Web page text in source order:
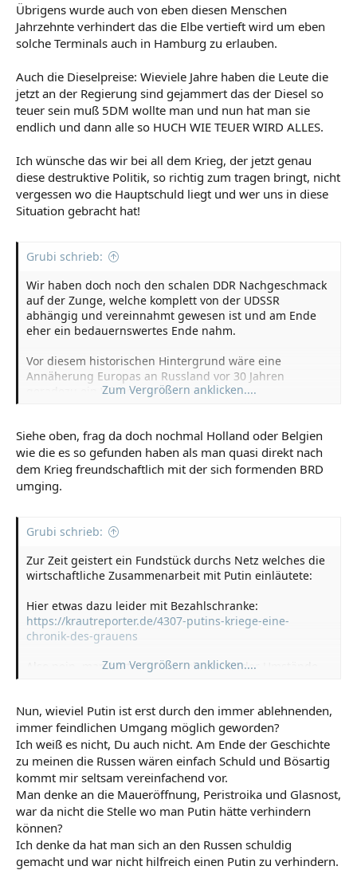
Übrigens wurde auch von eben diesen Menschen
Jahrzehnte verhindert das die Elbe vertieft wird um eben
solche Terminals auch in Hamburg zu erlauben.
Auch die Dieselpreise: Wieviele Jahre haben die Leute die
jetzt an der Regierung sind gejammert das der Diesel so
teuer sein muß 5DM wollte man und nun hat man sie
endlich und dann alle so HUCH WIE TEUER WIRD ALLES.
Ich wünsche das wir bei all dem Krieg, der jetzt genau
diese destruktive Politik, so richtig zum tragen bringt, nicht
vergessen wo die Hauptschuld liegt und wer uns in diese
Situation gebracht hat!
Grubi schrieb:
Wir haben doch noch den schalen DDR Nachgeschmack
auf der Zunge, welche komplett von der UDSSR
abhängig und vereinnahmt gewesen ist und am Ende
eher ein bedauernswertes Ende nahm.
Vor diesem historischen Hintergrund wäre eine
Annäherung Europas an Russland vor 30 Jahren
geradezu ein Witz gewesen.
Zum Vergrößern anklicken....
Siehe oben, frag da doch nochmal Holland oder Belgien
wie die es so gefunden haben als man quasi direkt nach
dem Krieg freundschaftlich mit der sich formenden BRD
umging.
Grubi schrieb:
Zur Zeit geistert ein Fundstück durchs Netz welches die
wirtschaftliche Zusammenarbeit mit Putin einläutete:
Hier etwas dazu leider mit Bezahlschranke:
https://krautreporter.de/4307-putins-kriege-eine-
chronik-des-grauens
Also nein, man hätte sich in Anbetracht der Umstände
Zum Vergrößern anklicken....
Nun, wieviel Putin ist erst durch den immer ablehnenden,
immer feindlichen Umgang möglich geworden?
Ich weiß es nicht, Du auch nicht. Am Ende der Geschichte
zu meinen die Russen wären einfach Schuld und Bösartig
kommt mir seltsam vereinfachend vor.
Man denke an die Maueröffnung, Peristroika und Glasnost,
war da nicht die Stelle wo man Putin hätte verhindern
können?
Ich denke da hat man sich an den Russen schuldig
gemacht und war nicht hilfreich einen Putin zu verhindern.